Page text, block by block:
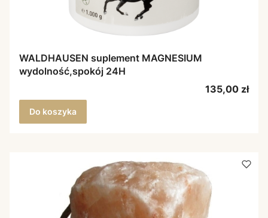
WALDHAUSEN suplement MAGNESIUM
wydolność,spokój 24H
Cena
135,00 zł
Do koszyka